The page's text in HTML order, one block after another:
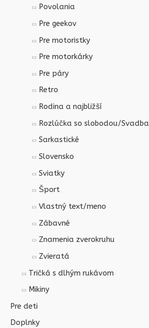
Povolania
Pre geekov
Pre motoristky
Pre motorkárky
Pre páry
Retro
Rodina a najbližší
Rozlúčka so slobodou/Svadba
Sarkastické
Slovensko
Sviatky
Šport
Vlastný text/meno
Zábavné
Znamenia zverokruhu
Zvieratá
Tričká s dlhým rukávom
Mikiny
Pre deti
Doplnky